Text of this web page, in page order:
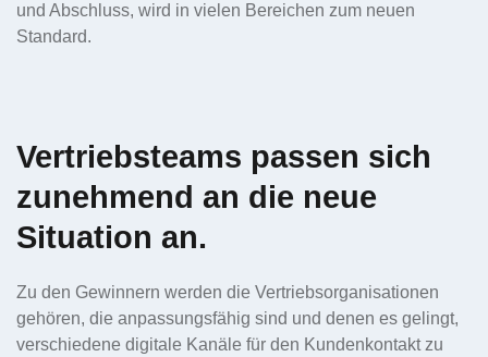
und Abschluss, wird in vielen Bereichen zum neuen
Standard.
Vertriebsteams passen sich
zunehmend an die neue
Situation an.
Zu den Gewinnern werden die Vertriebsorganisationen
gehören, die anpassungsfähig sind und denen es gelingt,
verschiedene digitale Kanäle für den Kundenkontakt zu